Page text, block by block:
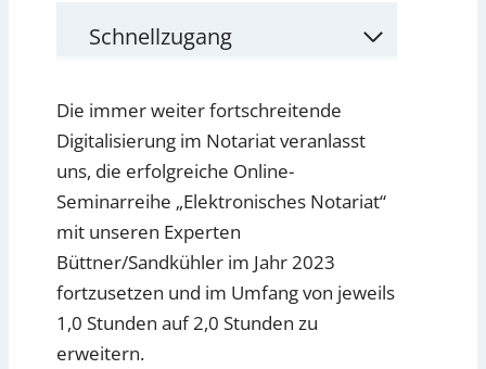
Schnellzugang
Die immer weiter fortschreitende
Digitalisierung im Notariat veranlasst
uns, die erfolgreiche Online-
Seminarreihe „Elektronisches Notariat“
mit unseren Experten
Büttner/Sandkühler im Jahr 2023
fortzusetzen und im Umfang von jeweils
1,0 Stunden auf 2,0 Stunden zu
erweitern.